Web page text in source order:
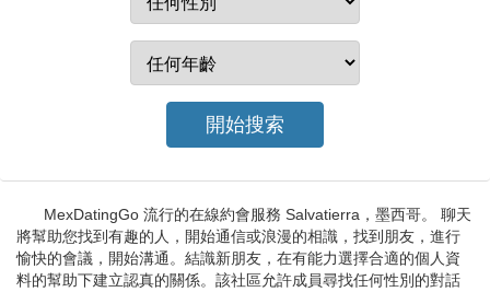
MexDatingGo 流行的在線約會服務 Salvatierra，墨西哥。 聊天
將幫助您找到有趣的人，開始通信或浪漫的相識，找到朋友，進行
愉快的會議，開始溝通。結識新朋友，在有能力選擇合適的個人資
料的幫助下建立認真的關係。該社區允許成員尋找任何性別的對話